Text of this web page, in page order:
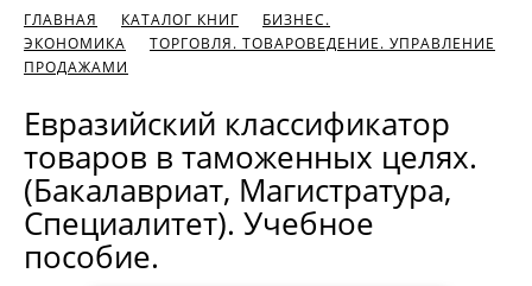
ГЛАВНАЯ КАТАЛОГ КНИГ
БИЗНЕС.
ЭКОНОМИКА
ТОРГОВЛЯ. ТОВАРОВЕДЕНИЕ. УПРАВЛЕНИЕ
ПРОДАЖАМИ
Евразийский классификатор
товаров в таможенных целях.
(Бакалавриат, Магистратура,
Специалитет). Учебное
пособие.